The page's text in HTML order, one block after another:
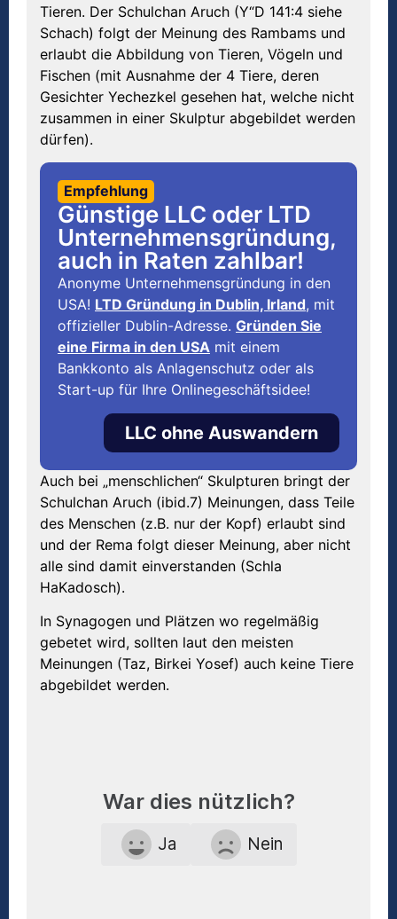
Tieren. Der Schulchan Aruch (Y“D 141:4 siehe
Schach) folgt der Meinung des Rambams und
erlaubt die Abbildung von Tieren, Vögeln und
Fischen (mit Ausnahme der 4 Tiere, deren
Gesichter Yechezkel gesehen hat, welche nicht
zusammen in einer Skulptur abgebildet werden
dürfen).
Empfehlung
Günstige LLC oder LTD
Unternehmensgründung,
auch in Raten zahlbar!
Anonyme Unternehmensgründung in den
USA! LTD Gründung in Dublin, Irland, mit
offizieller Dublin-Adresse. Gründen Sie
eine Firma in den USA mit einem
Bankkonto als Anlagenschutz oder als
Start-up für Ihre Onlinegeschäftsidee!
LLC ohne Auswandern
Auch bei „menschlichen“ Skulpturen bringt der
Schulchan Aruch (ibid.7) Meinungen, dass Teile
des Menschen (z.B. nur der Kopf) erlaubt sind
und der Rema folgt dieser Meinung, aber nicht
alle sind damit einverstanden (Schla
HaKadosch).
In Synagogen und Plätzen wo regelmäßig
gebetet wird, sollten laut den meisten
Meinungen (Taz, Birkei Yosef) auch keine Tiere
abgebildet werden.
War dies nützlich?
Ja Nein